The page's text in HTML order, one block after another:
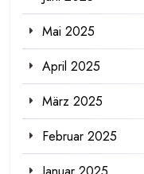
Mai 2025
April 2025
März 2025
Februar 2025